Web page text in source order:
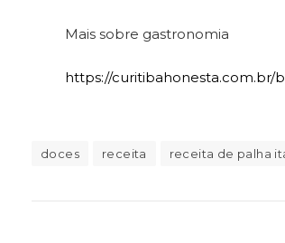
Mais sobre gastronomia
https://curitibahonesta.com.br/
doces receita receita de palha